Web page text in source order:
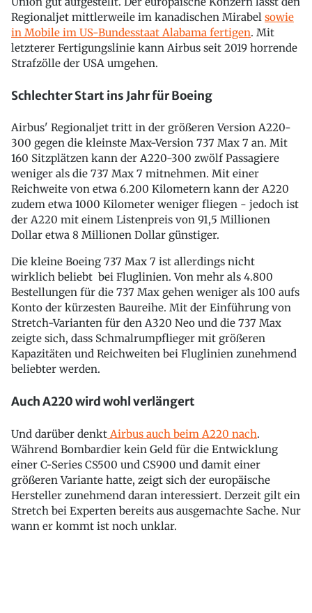
Regionaljet mittlerweile im kanadischen Mirabel sowie
in Mobile im US-Bundesstaat Alabama fertigen. Mit
letzterer Fertigungslinie kann Airbus seit 2019 horrende
Strafzölle der USA umgehen.
Schlechter Start ins Jahr für Boeing
Airbus' Regionaljet tritt in der größeren Version A220-
300 gegen die kleinste Max-Version 737 Max 7 an. Mit
160 Sitzplätzen kann der A220-300 zwölf Passagiere
weniger als die 737 Max 7 mitnehmen. Mit einer
Reichweite von etwa 6.200 Kilometern kann der A220
zudem etwa 1000 Kilometer weniger fliegen - jedoch ist
der A220 mit einem Listenpreis von 91,5 Millionen
Dollar etwa 8 Millionen Dollar günstiger.
Die kleine Boeing 737 Max 7 ist allerdings nicht
wirklich beliebt bei Fluglinien. Von mehr als 4.800
Bestellungen für die 737 Max gehen weniger als 100 aufs
Konto der kürzesten Baureihe. Mit der Einführung von
Stretch-Varianten für den A320 Neo und die 737 Max
zeigte sich, dass Schmalrumpflieger mit größeren
Kapazitäten und Reichweiten bei Fluglinien zunehmend
beliebter werden.
Auch A220 wird wohl verlängert
Und darüber denkt Airbus auch beim A220 nach.
Während Bombardier kein Geld für die Entwicklung
einer C-Series CS500 und CS900 und damit einer
größeren Variante hatte, zeigt sich der europäische
Hersteller zunehmend daran interessiert. Derzeit gilt ein
Stretch bei Experten bereits aus ausgemachte Sache. Nur
wann er kommt ist noch unklar.